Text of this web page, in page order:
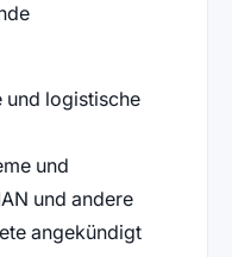
und logistische
und
und andere
angekündigt